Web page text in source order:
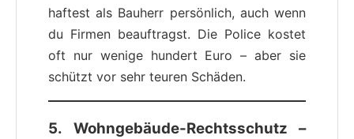
haftest als Bauherr persönlich, auch wenn
du Firmen beauftragst. Die Police kostet
oft nur wenige hundert Euro – aber sie
schützt vor sehr teuren Schäden.
5. Wohngebäude-Rechtsschutz –